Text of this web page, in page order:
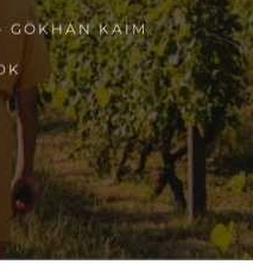
GÖKHAN KAIM